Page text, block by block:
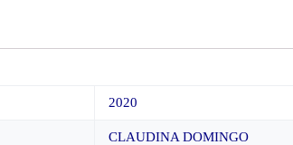
2020
CLAUDINA DOMINGO